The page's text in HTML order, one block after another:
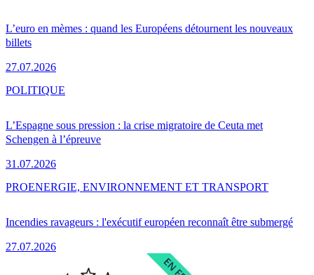
L’euro en mèmes : quand les Européens détournent les nouveaux
billets
27.07.2026
L’Espagne sous pression : la crise migratoire de Ceuta met
Schengen à l’épreuve
31.07.2026
POLITIQUE
Incendies ravageurs : l'exécutif européen reconnaît être submergé
27.07.2026
PROENERGIE, ENVIRONNEMENT ET TRANSPORT